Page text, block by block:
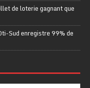
de loterie gagnant que
Sud enregistre 99% de